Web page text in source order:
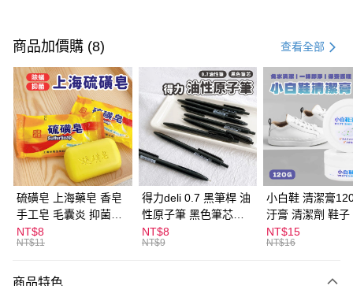
信用卡一次付款
超商取貨付款
LINE Pay
Apple Pay
街口支付
悠遊付
ATM付款
商品加價購 (8) 查看全部
硫磺皂 上海藥皂 香皂
手工皂 毛囊炎 抑菌除
蟎 清潔護膚 去油去痘
寵物皮膚病 狗狗貓咪
NT$8
NT$11
得力deli 0.7 黑筆桿 油
性原子筆 黑色筆芯
S304
NT$8
NT$9
小白鞋 清潔膏
汙膏 清潔劑 鞋子
漬 白皮鞋 鞋油
NT$15
NT$16
商品特色